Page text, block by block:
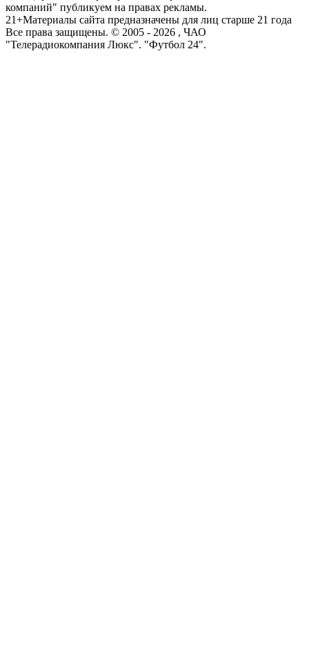
компаний" публикуем на правах рекламы.
21+Материалы сайта предназначены для лиц старше 21 года
Все права защищены. © 2005 - 2026 , ЧАО
"Телерадиокомпания Люкс". "Футбол 24".